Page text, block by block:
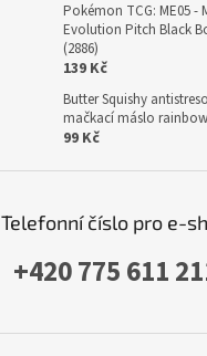
Pokémon TCG: ME05 -
Evolution Pitch Black
(2886)
139 Kč
Butter Squishy
mačkací máslo
99 Kč
Telefonní číslo pro e-
+420 775 611